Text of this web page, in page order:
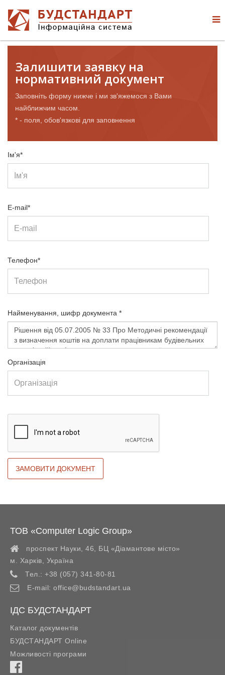
Залишити заявку на
нормативний документ
Заповніть форму нижче і ми зв'яжемося з Вами
найближчим часом.
* - поля, обов'язкові для заповнення
Ім'я*
E-mail*
Телефон*
Найменування, шифр документа *
Організація
ТОВ «Computer Logic Group»
проспект Науки, 46, БЦ «Діамантове місто»
м. Харків
Україна
Тел.: +38 (057) 341-80-81
E-mail: office@budstandart.ua
ІДС БУДСТАНДАРТ
Каталог документів
БУДСТАНДАРТ Online
Можливості програми